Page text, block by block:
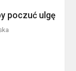
poczuć ulgę